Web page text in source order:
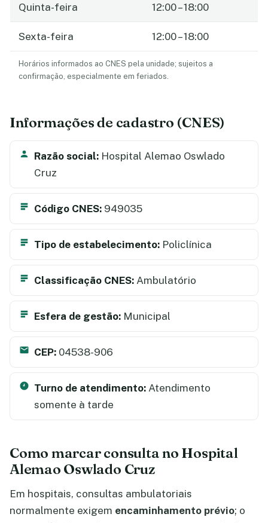
Quinta-feira 12:00 – 18:00
Sexta-feira 12:00 – 18:00
Horários informados ao CNES pela unidade; sujeitos a
confirmação, especialmente em feriados.
Informações de cadastro (CNES)
Razão social: Hospital Alemao Oswlado
Cruz
Código CNES: 949035
Tipo de estabelecimento: Policlínica
Classificação CNES: Ambulatório
Esfera de gestão: Municipal
CEP: 04538-906
Turno de atendimento: Atendimento
somente à tarde
Como marcar consulta no Hospital
Alemao Oswlado Cruz
Em hospitais, consultas ambulatoriais
normalmente exigem encaminhamento prévio; o